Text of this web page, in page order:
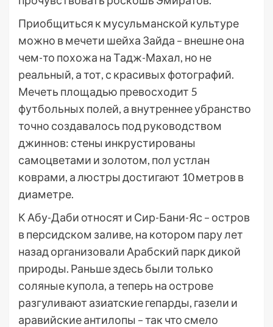
Приобщиться к мусульманской культуре
можно в мечети шейха Зайда – внешне она
чем-то похожа на Тадж-Махал, но не
реальный, а тот, с красивых фотографий.
Мечеть площадью превосходит 5
футбольных полей, а внутреннее убранство
точно создавалось под руководством
джиннов: стены инкрустированы
самоцветами и золотом, пол устлан
коврами, а люстры достигают 10 метров в
диаметре.
К Абу-Даби относят и Сир-Бани-Яс – остров
в персидском заливе, на котором пару лет
назад организовали Арабский парк дикой
природы. Раньше здесь были только
соляные купола, а теперь на острове
разгуливают азиатские гепарды, газели и
аравийские антилопы – так что смело